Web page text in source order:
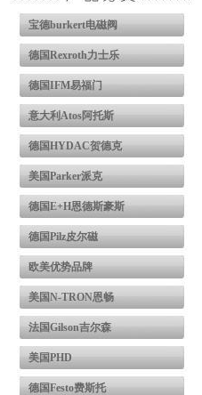
宝德burkert电磁阀
德国Rexroth力士乐
德国IFM易福门
意大利Atos阿托斯
德国HYDAC贺德克
美国Parker派克
德国E+H恩德斯豪斯
德国Pilz皮尔磁
欧美优势品牌
美国N-TRON恩畅
法国Gilson吉尔森
美国PHD
德国Festo费斯托